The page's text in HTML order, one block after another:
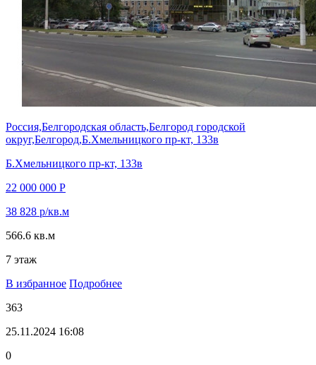
Россия,Белгородская область,Белгород городской
округ,Белгород,Б.Хмельницкого пр-кт, 133в
Б.Хмельницкого пр-кт, 133в
22 000 000 Р
38 828 р/кв.м
566.6 кв.м
7 этаж
В избранное Подробнее
363
25.11.2024 16:08
0